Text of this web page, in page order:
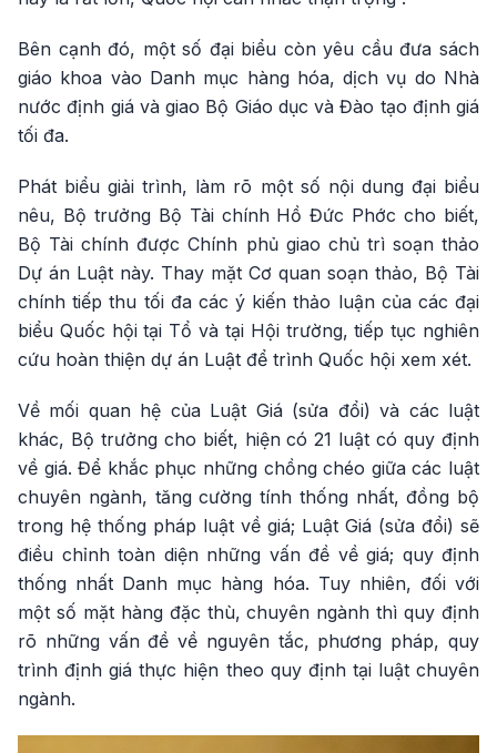
Bên cạnh đó, một số đại biểu còn yêu cầu đưa sách
giáo khoa vào Danh mục hàng hóa, dịch vụ do Nhà
nước định giá và giao Bộ Giáo dục và Đào tạo định giá
tối đa.
Phát biểu giải trình, làm rõ một số nội dung đại biểu
nêu, Bộ trưởng Bộ Tài chính Hồ Đức Phớc cho biết,
Bộ Tài chính được Chính phủ giao chủ trì soạn thảo
Dự án Luật này. Thay mặt Cơ quan soạn thảo, Bộ Tài
chính tiếp thu tối đa các ý kiến thảo luận của các đại
biểu Quốc hội tại Tổ và tại Hội trường, tiếp tục nghiên
cứu hoàn thiện dự án Luật để trình Quốc hội xem xét.
Về mối quan hệ của Luật Giá (sửa đổi) và các luật
khác, Bộ trưởng cho biết, hiện có 21 luật có quy định
về giá. Để khắc phục những chồng chéo giữa các luật
chuyên ngành, tăng cường tính thống nhất, đồng bộ
trong hệ thống pháp luật về giá; Luật Giá (sửa đổi) sẽ
điều chỉnh toàn diện những vấn đề về giá; quy định
thống nhất Danh mục hàng hóa. Tuy nhiên, đối với
một số mặt hàng đặc thù, chuyên ngành thì quy định
rõ những vấn đề về nguyên tắc, phương pháp, quy
trình định giá thực hiện theo quy định tại luật chuyên
ngành.